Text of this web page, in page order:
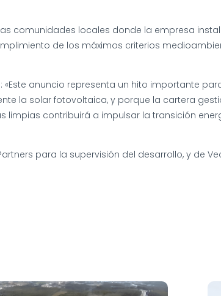
comunidades locales donde la empresa
de los máximos criterios
anuncio representa un hito importante
la solar fotovoltaica, y porque la cartera
contribuirá a impulsar la transición
para la supervisión del desarrollo, y de